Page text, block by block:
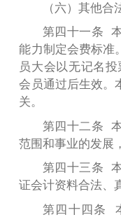
（六）其他合
第四十一条
能力制定会费标准
员大会以无记名
会员通过后生效。
关。
第四十二条
范围和事业的发展
第四十三条
证会计资料合法、
第四十四条